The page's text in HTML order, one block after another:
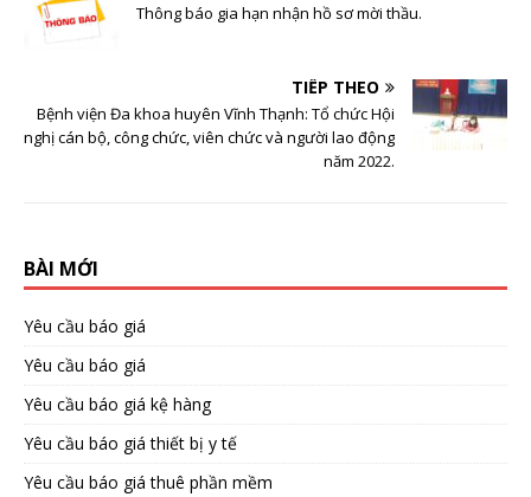
Thông báo gia hạn nhận hồ sơ mời thầu.
TIẾP THEO
Bệnh viện Đa khoa huyên Vĩnh Thạnh: Tổ chức Hội
nghị cán bộ, công chức, viên chức và người lao động
năm 2022.
BÀI MỚI
Yêu cầu báo giá
Yêu cầu báo giá
Yêu cầu báo giá kệ hàng
Yêu cầu báo giá thiết bị y tế
Yêu cầu báo giá thuê phần mềm